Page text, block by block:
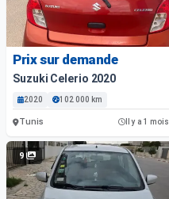
Prix sur demande
Suzuki Celerio 2020
2020 102 000 km
Tunis Il y a 1 mois
9